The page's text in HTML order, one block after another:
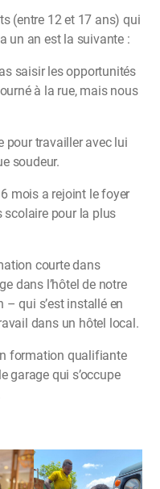
(entre 12 et 17 ans) qui
un an est la suivante :
saisir les opportunités
à la rue, mais nous
pour travailler avec lui
soudeur.
mois a rejoint le foyer
pour la plus
courte dans
dans l’hôtel de notre
– qui s’est installé en
dans un hôtel local.
formation qualifiante
garage qui s’occupe